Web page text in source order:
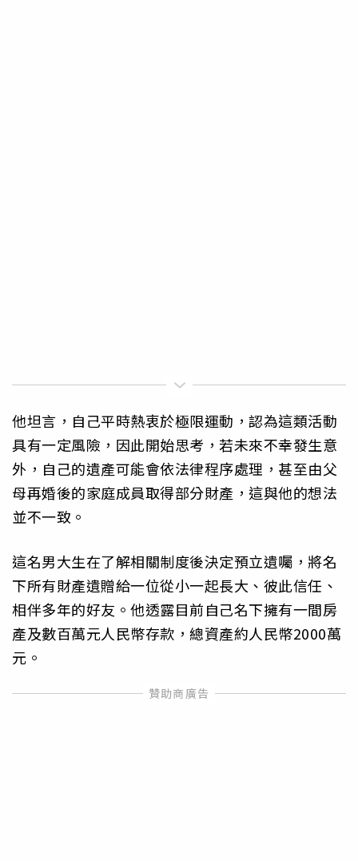
他坦言，自己平時熱衷於極限運動，認為這類活動
具有一定風險，因此開始思考，若未來不幸發生意
外，自己的遺產可能會依法律程序處理，甚至由父
母再婚後的家庭成員取得部分財產，這與他的想法
並不一致。
這名男大生在了解相關制度後決定預立遺囑，將名
下所有財產遺贈給一位從小一起長大、彼此信任、
相伴多年的好友。他透露目前自己名下擁有一間房
產及數百萬元人民幣存款，總資產約人民幣2000萬
元。